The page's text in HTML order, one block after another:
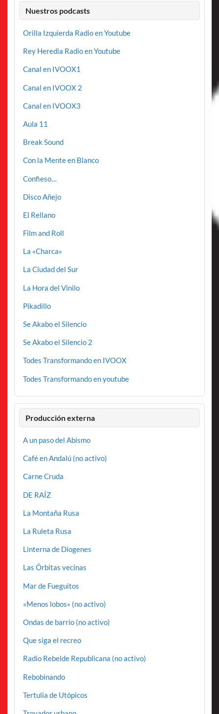
Nuestros podcasts
Orilla Izquierda Radio en Youtube
Rey Heredia Radio en Youtube
Canal en IVOOX1
Canal en IVOOX 2
Canal en IVOOX3
Aula 11
Break Sound
Con la Mente en Blanco
Confieso…
Disco Añejo
El Rellano
Film and Roll
La «Charca»
La Ciudad del Sur
La Hora del Vinilo
Pikadillo
Se Akabo el Silencio
Se Akabo el Silencio 2
Todes Transformando en IVOOX
Todes Transformando en youtube
Producción externa
A un paso del Abismo
Café en Andalú (no activo)
Carne Cruda
DE RAÍZ
La Montaña Rusa
La Ruleta Rusa
Linterna de Diogenes
Las Órbitas vecinas
Mar de Fueguitos
«Menos lobos» (no activo)
Ondas de barrio (no activo)
Que siga el recreo
Radio Rebelde Republicana (no activo)
Rebobinando
Tertulia de Utópicos